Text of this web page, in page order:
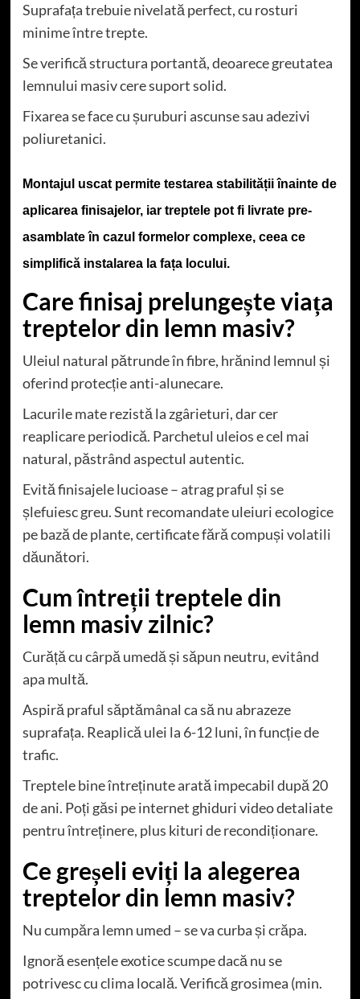
Suprafața trebuie nivelată perfect, cu rosturi
minime între trepte.
Se verifică structura portantă, deoarece greutatea
lemnului masiv cere suport solid.
Fixarea se face cu șuruburi ascunse sau adezivi
poliuretanici.
Montajul uscat permite testarea stabilității înainte de
aplicarea finisajelor, iar treptele pot fi livrate pre-
asamblate în cazul formelor complexe, ceea ce
simplifică instalarea la fața locului.
Care finisaj prelungește viața
treptelor din lemn masiv?
Uleiul natural pătrunde în fibre, hrănind lemnul și
oferind protecție anti-alunecare.
Lacurile mate rezistă la zgârieturi, dar cer
reaplicare periodică. Parchetul uleios e cel mai
natural, păstrând aspectul autentic.
Evită finisajele lucioase – atrag praful și se
șlefuiesc greu. Sunt recomandate uleiuri ecologice
pe bază de plante, certificate fără compuși volatili
dăunători.
Cum întreții treptele din
lemn masiv zilnic?
Curăță cu cârpă umedă și săpun neutru, evitând
apa multă.
Aspiră praful săptămânal ca să nu abrazeze
suprafața. Reaplică ulei la 6-12 luni, în funcție de
trafic.
Treptele bine întreținute arată impecabil după 20
de ani. Poți găsi pe internet ghiduri video detaliate
pentru întreținere, plus kituri de recondiționare.
Ce greșeli eviți la alegerea
treptelor din lemn masiv?
Nu cumpăra lemn umed – se va curba și crăpa.
Ignoră esențele exotice scumpe dacă nu se
potrivesc cu clima locală. Verifică grosimea (min.